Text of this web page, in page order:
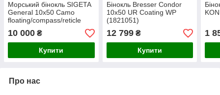
Морський бінокль SIGETA
General 10x50 Camo
floating/compass/reticle
10 000 ₴
Купити
Бінокль Bresser Condor
10x50 UR Coating WP
(1821051)
12 799₴
Купити
1
Про нас